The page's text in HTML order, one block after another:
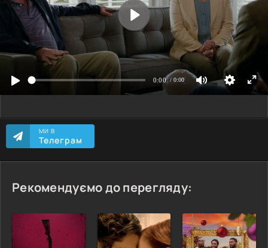
МИ В
Телеграм
Рекомендуємо до перегляду: